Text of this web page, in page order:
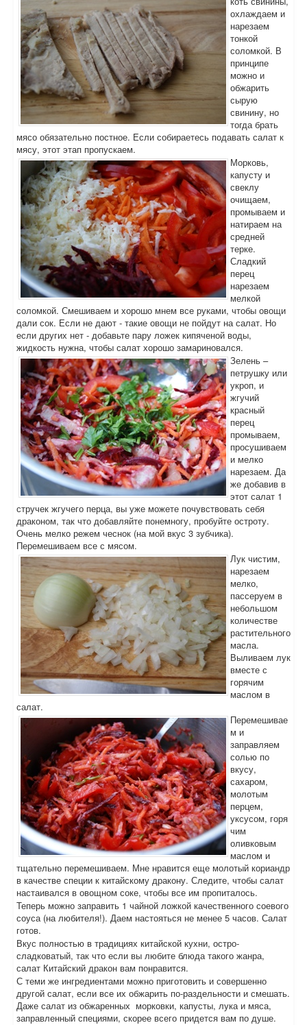
охлаждаем и
нарезаем
тонкой
соломкой. В
принципе
можно и
обжарить
сырую
свинину, но
тогда брать
мясо обязательно постное. Если собираетесь подавать салат к
мясу, этот этап пропускаем.
Морковь,
капусту и
свеклу
очищаем,
промываем и
натираем на
средней
терке.
Сладкий
перец
нарезаем
мелкой
соломкой. Смешиваем и хорошо мнем все руками, чтобы овощи
дали сок. Если не дают - такие овощи не пойдут на салат. Но
если других нет - добавьте пару ложек кипяченой воды,
жидкость нужна, чтобы салат хорошо замариновался.
Зелень –
петрушку или
укроп, и
жгучий
красный
перец
промываем,
просушиваем
и мелко
нарезаем. Да
же добавив в
этот салат 1
стручек жгучего перца, вы уже можете почувствовать себя
драконом, так что добавляйте понемногу, пробуйте остроту.
Очень мелко режем чеснок (на мой вкус 3 зубчика).
Перемешиваем все с мясом.
Лук чистим,
нарезаем
мелко,
пассеруем в
небольшом
количестве
растительного
масла.
Выливаем лук
вместе с
горячим
маслом в
салат.
Перемешивае
м и
заправляем
солью по
вкусу,
сахаром,
молотым
перцем,
уксусом, горя
чим
оливковым
маслом и
тщательно перемешиваем. Мне нравится еще молотый кориандр
в качестве специи к китайскому дракону. Следите, чтобы салат
настаивался в овощном соке, чтобы все им пропиталось.
Теперь можно заправить 1 чайной ложкой качественного соевого
соуса (на любителя!). Даем настояться не менее 5 часов. Салат
готов.
Вкус полностью в традициях китайской кухни, остро-
сладковатый, так что если вы любите блюда такого жанра,
салат Китайский дракон вам понравится.
С теми же ингредиентами можно приготовить и совершенно
другой салат, если все их обжарить по-раздельности и смешать.
Даже салат из обжаренных морковки, капусты, лука и мяса,
заправленный специями, скорее всего придется вам по душе.